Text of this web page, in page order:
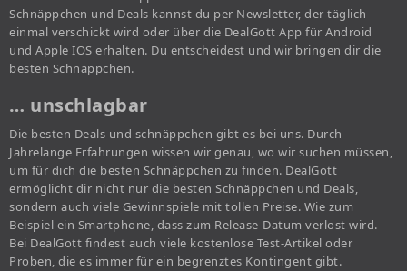
Schnäppchen und Deals kannst du per Newsletter, der täglich
einmal verschickt wird oder über die DealGott App für Android
und Apple IOS erhalten. Du entscheidest und wir bringen dir die
besten Schnäppchen.
… unschlagbar
Die besten Deals und schnäppchen gibt es bei uns. Durch
Jahrelange Erfahrungen wissen wir genau, wo wir suchen müssen,
um für dich die besten Schnäppchen zu finden. DealGott
ermöglicht dir nicht nur die besten Schnäppchen und Deals,
sondern auch viele Gewinnspiele mit tollen Preise. Wie zum
Beispiel ein Smartphone, dass zum Release-Datum verlost wird.
Bei DealGott findest auch viele kostenlose Test-Artikel oder
Proben, die es immer für ein begrenztes Kontingent gibt.